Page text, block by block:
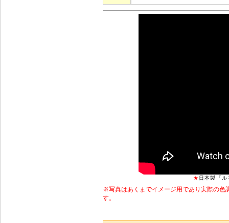
★ 日本製「
※写真はあくまでイメージ用であり実際の色
す。